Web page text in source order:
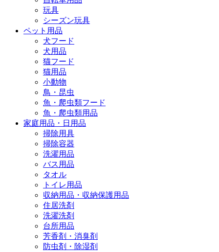
玩具
シーズン玩具
ペット用品
犬フード
犬用品
猫フード
猫用品
小動物
鳥・昆虫
魚・爬虫類フード
魚・爬虫類用品
家庭用品・日用品
掃除用具
掃除容器
洗濯用品
バス用品
タオル
トイレ用品
収納用品・収納保護用品
住居洗剤
洗濯洗剤
台所用品
芳香剤・消臭剤
防虫剤・除湿剤